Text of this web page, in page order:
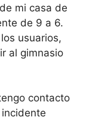
mi casa de
de 9 a 6.
usuarios,
al gimnasio
contacto